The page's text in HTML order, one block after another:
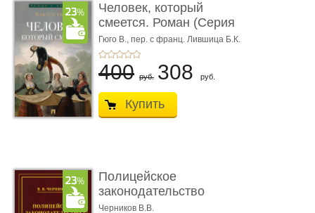
Человек, который
смеется. Роман (Серия
«Роман с ...
Гюго В., пер. с франц. Лившица Б.К.
400 руб. 308 руб.
Купить
Полицейское
законодательство
России: вчера, с� ...
Черников В.В.